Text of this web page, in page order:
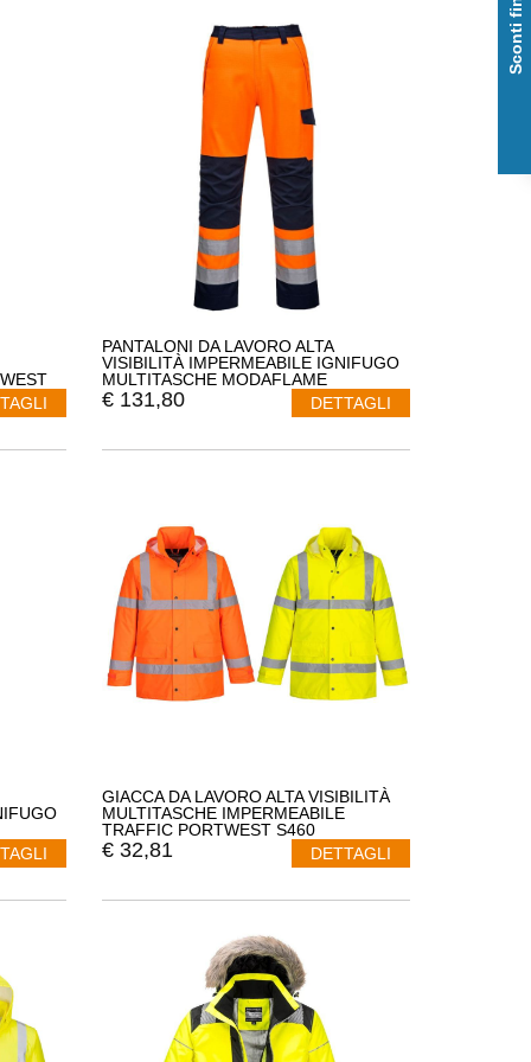
PANTALONI DA LAVORO ALTA
VISIBILITÀ IMPERMEABILE IGNIFUGO
MULTITASCHE MODAFLAME
PORTWEST MV36
€ 131,80 DETTAGLI
GIACCA DA LAVORO ALTA VISIBILITÀ
MULTITASCHE IMPERMEABILE
TRAFFIC PORTWEST S460
€ 32,81 DETTAGLI